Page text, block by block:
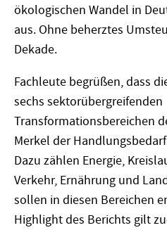
ökologischen Wandel in
aus. Ohne beherztes
Dekade.
Fachleute begrüßen, dass
sechs sektorübergreifenden
Transformationsbereichen
Merkel der
Dazu zählen Energie,
Verkehr, Ernährung und
sollen in diesen Bereichen
Highlight des Berichts gilt